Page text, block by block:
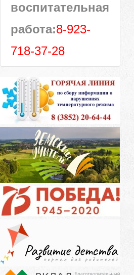
воспитательная
работа:8-923-
718-37-28